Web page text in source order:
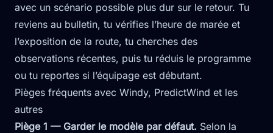
avec un scénario possible plus dur sur le retour. Tu
reviens au bulletin, tu vérifies l’heure de marée et
l’exposition de la route, tu cherches des
observations récentes, puis tu réduis le programme
ou tu reportes si l’équipage est débutant.
Pièges fréquents avec Windy, PredictWind et les
autres
Piège 1 — Garder le modèle par défaut. Selon la